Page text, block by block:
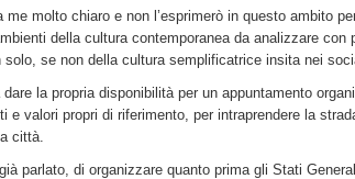
molto chiaro e non l’esprimerò in questo ambito
della cultura contemporanea da analizzare con
se non della cultura semplificatrice insita nei
la propria disponibilità per un appuntamento
e valori propri di riferimento, per intraprendere la
città.
parlato, di organizzare quanto prima gli Stati